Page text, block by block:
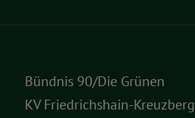
Bündnis 90/Die Grünen
KV Friedrichshain-Kreuzberg